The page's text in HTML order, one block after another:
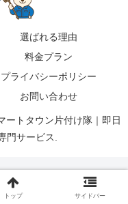
選ばれる理由
料金プラン
プライバシーポリシー
お問い合わせ
ートタウン片付け隊｜即日
門サービス.
トップ サイドバー